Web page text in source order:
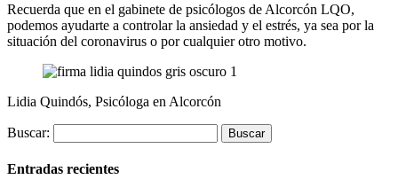
Recuerda que en el gabinete de psicólogos de Alcorcón LQO,
podemos ayudarte a controlar la ansiedad y el estrés, ya sea por la
situación del coronavirus o por cualquier otro motivo.
Lidia Quindós, Psicóloga en Alcorcón
Buscar:
Entradas recientes